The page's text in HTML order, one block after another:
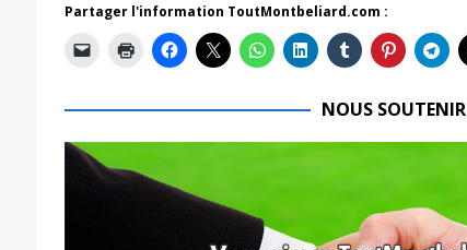
Partager l'information ToutMontbeliard.com :
NOUS SOUTENIR